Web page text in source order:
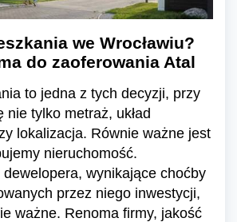
we Wrocławiu?
do zaoferowania Atal
to jedna z tych decyzji, przy
nie tylko metraż, układ
lokalizacja. Równie ważne jest
nieruchomość.
wynikające choćby
przez niego inwestycji,
ważne. Renoma firmy, jakość